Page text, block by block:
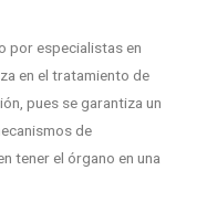
por especialistas en
en el tratamiento de
pues se garantiza un
de
tener el órgano en una